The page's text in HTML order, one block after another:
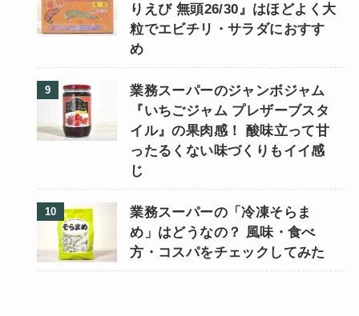
りえび 無頭26/30』はほどよく大
粒でエビチリ・サラダにおすす
め
業務スーパーのジャンボジャム
『いちごジャム プレザーブスタ
イル』の果肉感！ 酸味立って甘
ったるくない味づくりもイイ感
じ
業務スーパーの「冷凍そらま
め」はどうなの？ 風味・食べ
方・コスパをチェックしてみた